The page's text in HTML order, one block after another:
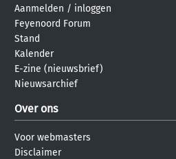
Aanmelden / inloggen
Feyenoord Forum
Stand
Kalender
E-zine (nieuwsbrief)
Nieuwsarchief
Over ons
Voor webmasters
Disclaimer